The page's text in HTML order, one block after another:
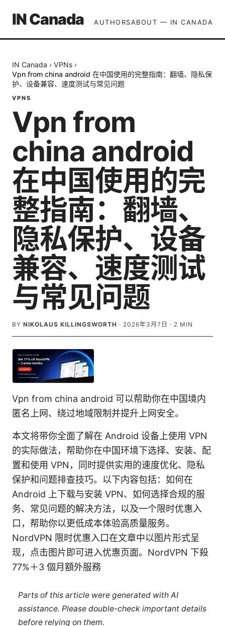
IN Canada AUTHORSABOUT — IN CANADA
IN Canada › VPNs ›
Vpn from china android 在中国使用的完整指南：翻墙、隐私保
护、设备兼容、速度测试与常见问题
VPNS
Vpn from
china android
在中国使用的完
整指南：翻墙、
隐私保护、设备
兼容、速度测试
与常见问题
BY NIKOLAUS KILLINGSWORTH · 2026年3月7日 · 2 MIN
Vpn from china android 可以帮助你在中国境内
匿名上网、绕过地域限制并提升上网安全。
本文将带你全面了解在 Android 设备上使用 VPN
的实际做法，帮助你在中国环境下选择、安装、配
置和使用 VPN，同时提供实用的速度优化、隐私
保护和问题排查技巧。以下内容包括：如何在
Android 上下载与安装 VPN、如何选择合规的服
务、常见问题的解决方法，以及一个限时优惠入
口，帮助你以更低成本体验高质量服务。
NordVPN 限时优惠入口在文章中以图片形式呈
现，点击图片即可进入优惠页面。NordVPN 下殺
77%＋3 個月額外服務
Parts of this article were generated with AI
assistance. Please double-check important details
before relying on them.